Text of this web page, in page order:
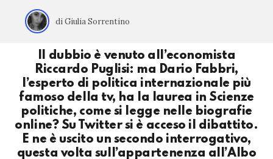
di Giulia Sorrentino
Il dubbio è venuto all’economista
Riccardo Puglisi: ma Dario Fabbri,
l’esperto di politica internazionale più
famoso della tv, ha la laurea in Scienze
politiche, come si legge nelle biografie
online? Su Twitter si è acceso il dibattito.
E ne è uscito un secondo interrogativo,
questa volta sull’appartenenza all’Albo